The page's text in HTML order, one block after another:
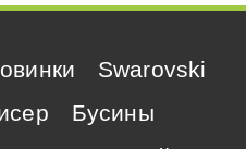
Swarovski
Бусины